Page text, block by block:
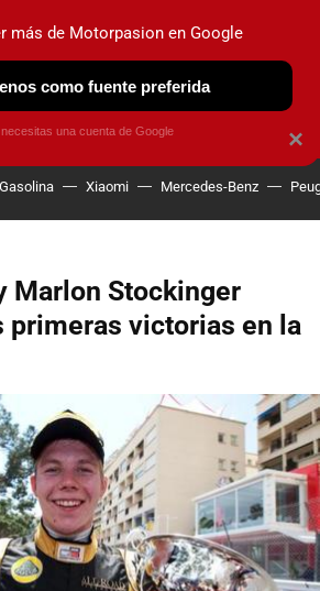
ELÉCTRICOS OBSERVATORIO
Gasolina Xiaomi Mercedes-Benz
Marlon Stockinger
primeras victorias en la
×
más de Motorpasion en Google
como fuente preferida
una cuenta de Google